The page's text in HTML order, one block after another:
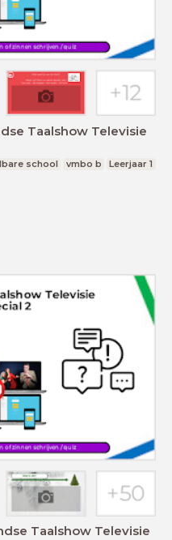
Taalshow Televisie
school vmbo b Leerjaar 1
Taalshow Televisie